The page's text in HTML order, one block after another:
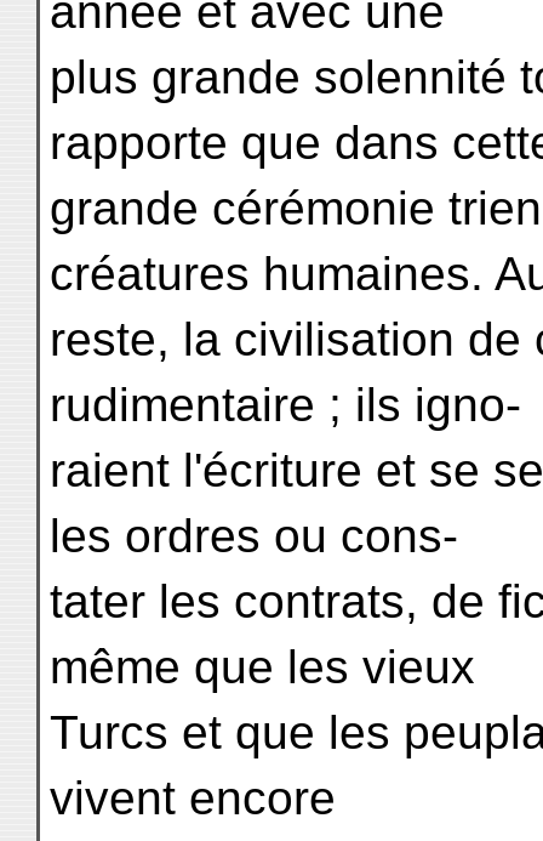
année et avec une
plus grande solennité
rapporte que dans
grande cérémonie
créatures humaines.
reste, la civilisation de
rudimentaire ; ils igno-
raient l'écriture et se
les ordres ou cons-
tater les contrats, de
même que les vieux
Turcs et que les
vivent encore